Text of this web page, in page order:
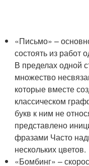
«Письмо» –
состоять из работ
В пределах одной
множество
которые вместе
классическом
букв к ним не
представлено
фразами Часто
нескольких цветов.
«Бомбинг» –